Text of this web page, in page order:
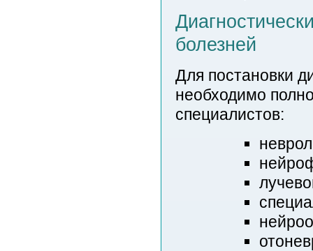
болезней
Для постановки
необходимо
специалистов: